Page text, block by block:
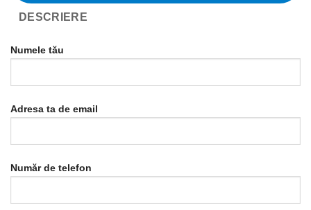
DESCRIERE
Numele tău
Adresa ta de email
Număr de telefon